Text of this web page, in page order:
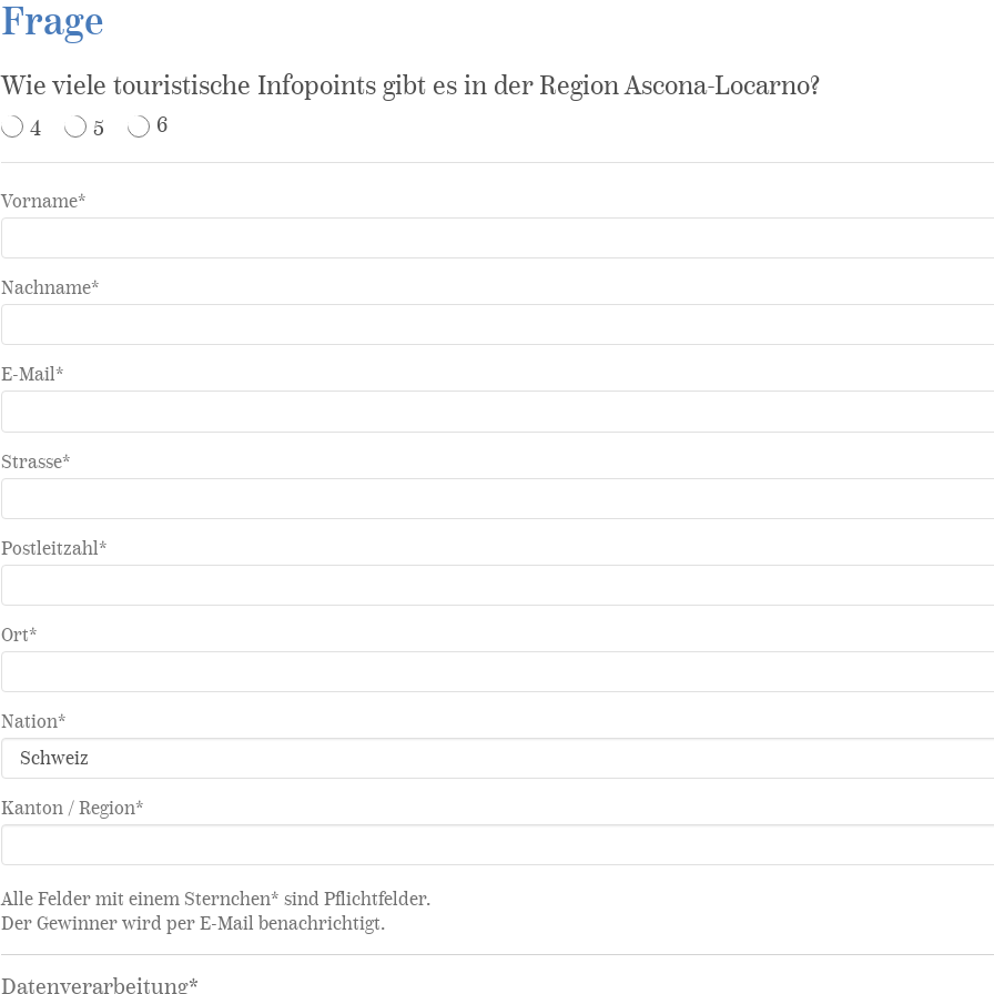
Frage
Wie viele touristische Infopoints gibt es in der Region Ascona-Locarno?
4 5 6
Vorname*
Nachname*
E-Mail*
Strasse*
Postleitzahl*
Ort*
Nation*
Kanton / Region*
Alle Felder mit einem Sternchen* sind Pflichtfelder.
Der Gewinner wird per E-Mail benachrichtigt.
Datenverarbeitung*